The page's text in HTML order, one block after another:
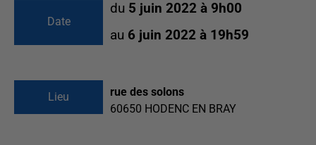
Date
du 5 juin 2022 à 9h00
au 6 juin 2022 à 19h59
Lieu
rue des solons
60650 HODENC EN BRAY